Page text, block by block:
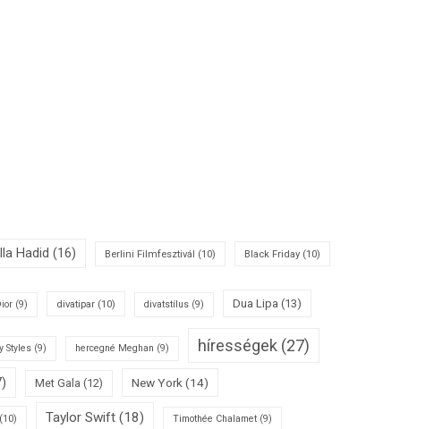
Hadid (16) Berlini Filmfesztivál (10) Black Friday (10)
(9) divatipar (10) divatstílus (9) Dua Lipa (13)
Styles (9) hercegné Meghan (9) hírességek (27)
Met Gala (12) New York (14)
(10) Taylor Swift (18) Timothée Chalamet (9)